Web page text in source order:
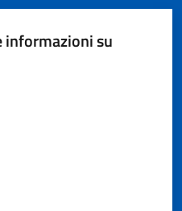
informazioni su